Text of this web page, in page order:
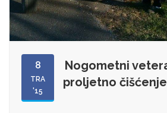
8
TRA
'15
Nogometni
proljetno čišćenje